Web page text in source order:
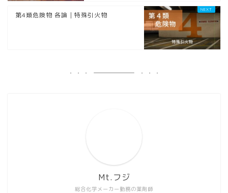
第4類危険物 各論｜特殊引火物
総合化学メーカー勤務の薬剤師
Mt.フジ